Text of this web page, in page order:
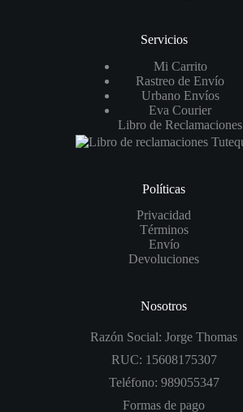
Servicios
Mi Carrito
Rastreo de Envío
Urbano Envíos
Eva Courier
Libro de Reclamaciones
Políticas
Privacidad
Términos
Envío
Devoluciones
Nosotros
Razón Social: Jorge Thomas
RUC: 15608175307
Teléfono: 989055347
Formas de pago